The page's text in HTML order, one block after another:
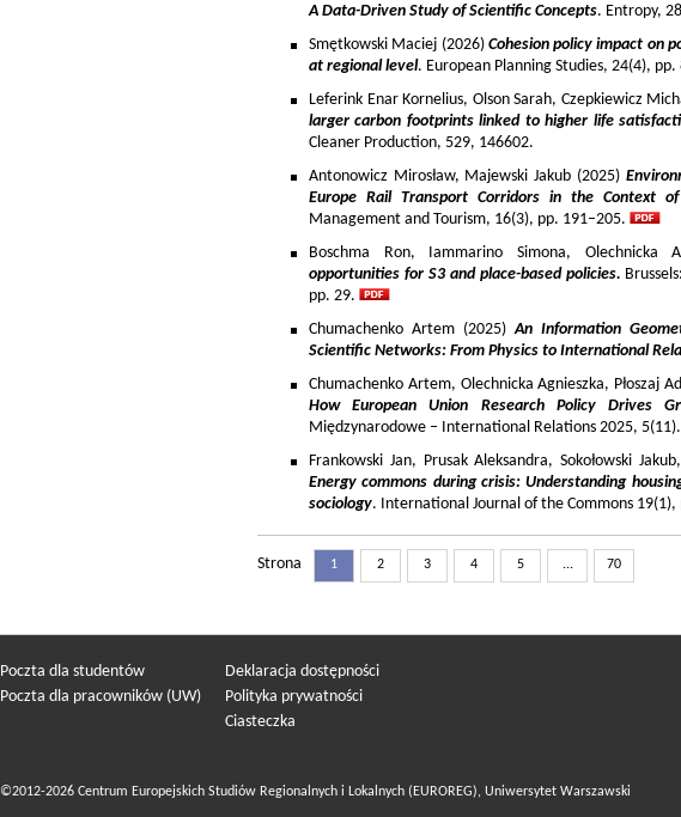
A Data-Driven Study of Scientific Concepts. Entropy,
Smętkowski Maciej (2026) Cohesion policy impact on
at regional level. European Planning Studies, 24(4), pp.
Leferink Enar Kornelius, Olson Sarah, Czepkiewicz
larger carbon footprints linked to higher life
Cleaner Production, 529, 146602.
Antonowicz Mirosław, Majewski Jakub (2025)
Europe Rail Transport Corridors in the Context
Management and Tourism, 16(3), pp. 191–205.
Boschma Ron, Iammarino Simona, Olechnicka
opportunities for S3 and place-based policies.
pp. 29.
Chumachenko Artem (2025)An Information
Scientific Networks: From Physics to International
Chumachenko Artem, Olechnicka Agnieszka, Płoszaj
How European Union Research Policy Drives
Międzynarodowe – International Relations 2025, 5(11).
Frankowski Jan, Prusak Aleksandra, Sokołowski
Energy commons during crisis: Understanding
sociology. International Journal of the Commons 19(1),
Strona 1 2 3 4 5 ... 70
Poczta dla studentów
Poczta dla pracowników (UW)
Deklaracja dostępności
Polityka prywatności
Ciasteczka
©2012-2026 Centrum Europejskich Studiów Regionalnych i Lokalnych (EUROREG), Uniwersytet Warszawski